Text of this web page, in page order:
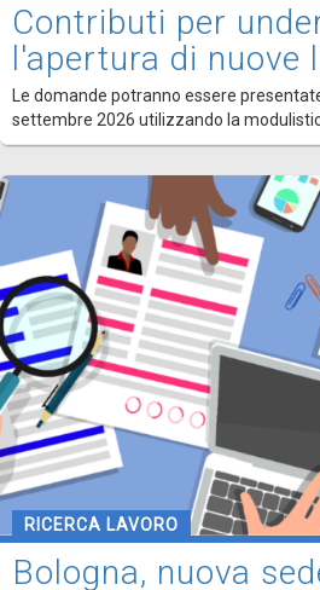
Contributi per
l'apertura di nuove
Le domande potranno essere
settembre 2026 utilizzando la
RICERCA LAVORO
Bologna, nuova